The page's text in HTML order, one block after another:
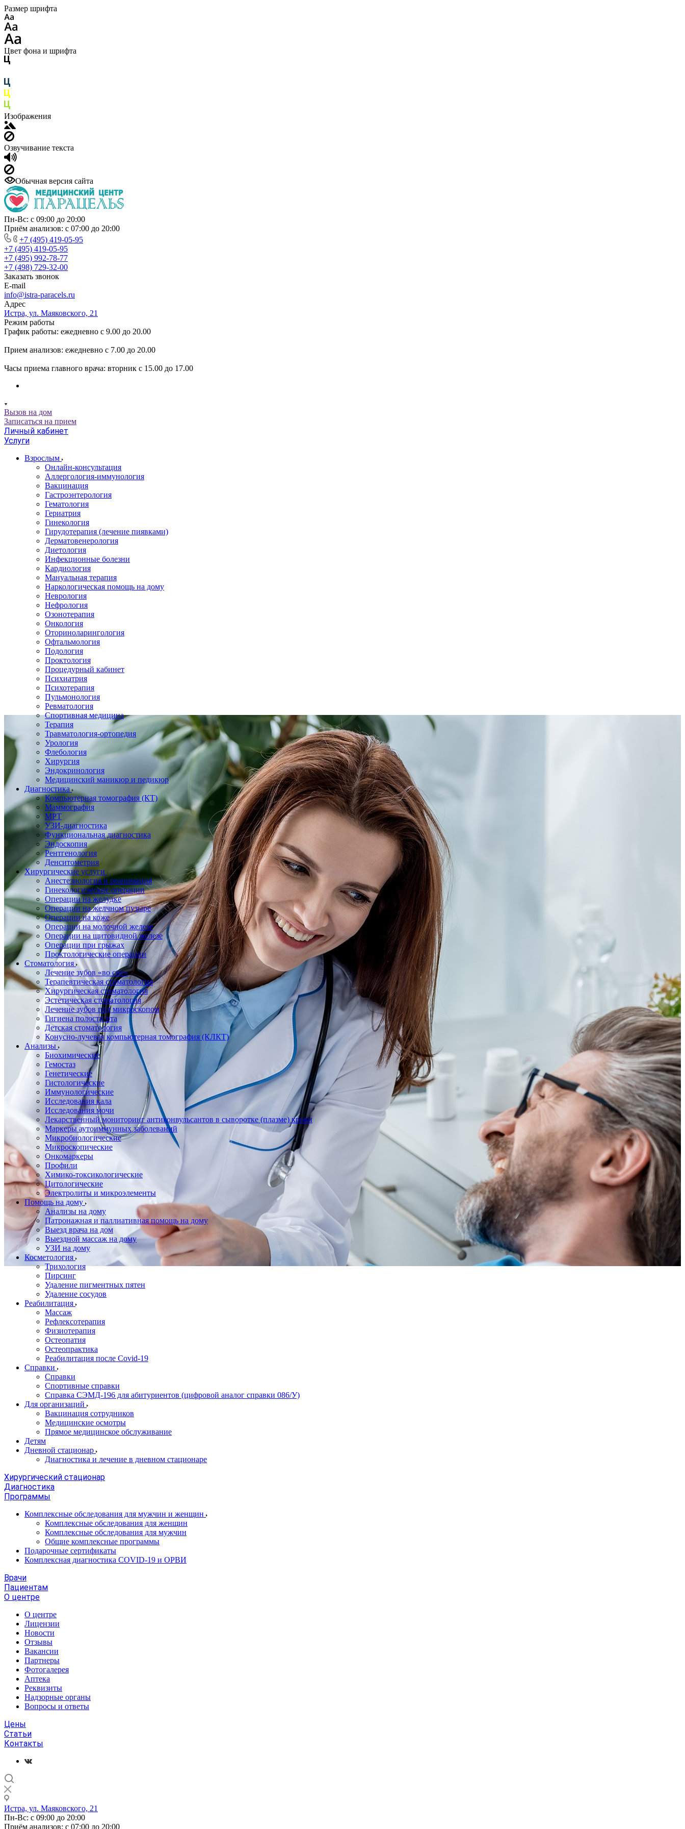
Размер шрифта
Цвет фона и шрифта
Изображения
Озвучивание текста
Обычная версия сайта
Пн-Вс: с 09:00 до 20:00
Приём анализов: с 07:00 до 20:00
+7 (495) 419-05-95
+7 (495) 419-05-95
+7 (495) 992-78-77
+7 (498) 729-32-00
Заказать звонок
E-mail
info@istra-paracels.ru
Адрес
Истра, ул. Маяковского, 21
Режим работы
График работы: ежедневно с 9.00 до 20.00
Прием анализов: ежедневно с 7.00 до 20.00
Часы приема главного врача: вторник с 15.00 до 17.00
Вызов на дом
Записаться на прием
Личный кабинет
Услуги
Взрослым
Онлайн-консультация
Аллергология-иммунология
Вакцинация
Гастроэнтерология
Гематология
Гериатрия
Гинекология
Гирудотерапия (лечение пиявками)
Дерматовенерология
Диетология
Инфекционные болезни
Кардиология
Мануальная терапия
Наркологическая помощь на дому
Неврология
Нефрология
Озонотерапия
Онкология
Оториноларингология
Офтальмология
Подология
Проктология
Процедурный кабинет
Психиатрия
Психотерапия
Пульмонология
Ревматология
Спортивная медицина
Терапия
Травматология-ортопедия
Урология
Флебология
Хирургия
Эндокринология
Медицинский маникюр и педикюр
Диагностика
Компьютерная томография (КТ)
Маммография
МРТ
УЗИ-диагностика
Функциональная диагностика
Эндоскопия
Рентгенология
Денситометрия
Хирургические услуги
Анестезиология и реанимация
Гинекологические операции
Операции на желудке
Операции на желчном пузыре
Операции на коже
Операции на молочной железе
Операции на щитовидной железе
Операции при грыжах
Проктологические операции
Стоматология
Лечение зубов «во сне»
Терапевтическая стоматология
Хирургическая стоматология
Эстетическая стоматология
Лечение зубов под микроскопом
Гигиена полости рта
Детская стоматология
Конусно-лучевая компьютерная томография (КЛКТ)
Анализы
Биохимические
Гемостаз
Генетические
Гистологические
Иммунологические
Исследования кала
Исследования мочи
Лекарственный мониторинг антиконвульсантов в сыворотке (плазме) крови
Маркеры аутоиммунных заболеваний
Микробиологические
Микроскопические
Онкомаркеры
Профили
Химико-токсикологические
Цитологические
Электролиты и микроэлементы
Помощь на дому
Анализы на дому
Патронажная и паллиативная помощь на дому
Выезд врача на дом
Выездной массаж на дому
УЗИ на дому
Косметология
Трихология
Пирсинг
Удаление пигментных пятен
Удаление сосудов
Реабилитация
Массаж
Рефлексотерапия
Физиотерапия
Остеопатия
Остеопрактика
Реабилитация после Covid-19
Справки
Справки
Спортивные справки
Справка СЭМД‑196 для абитуриентов (цифровой аналог справки 086/У)
Для организаций
Вакцинация сотрудников
Медицинские осмотры
Прямое медицинское обслуживание
Детям
Дневной стационар
Диагностика и лечение в дневном стационаре
Хирургический стационар
Диагностика
Программы
Комплексные обследования для мужчин и женщин
Комплексные обследования для женщин
Комплексные обследования для мужчин
Общие комплексные программы
Подарочные сертификаты
Комплексная диагностика COVID-19 и ОРВИ
Врачи
Пациентам
О центре
О центре
Лицензии
Новости
Отзывы
Вакансии
Партнеры
Фотогалерея
Аптека
Реквизиты
Надзорные органы
Вопросы и ответы
Цены
Статьи
Контакты
Истра, ул. Маяковского, 21
Пн-Вс: с 09:00 до 20:00
Приём анализов: с 07:00 до 20:00